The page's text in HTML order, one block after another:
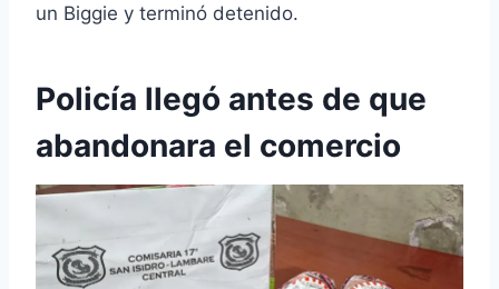
un Biggie y terminó detenido.
Policía llegó antes de que
abandonara el comercio